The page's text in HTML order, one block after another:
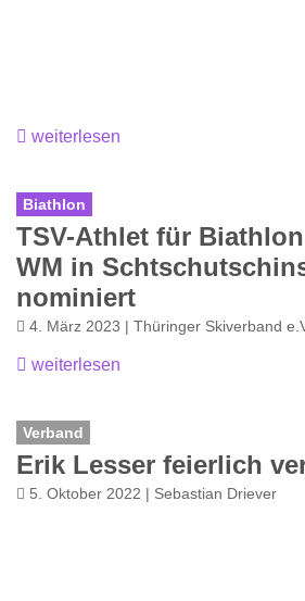
weiterlesen
Biathlon
TSV-Athlet für
WM in
nominiert
4. März 2023 | Thüringer Skiverband
weiterlesen
Verband
Erik Lesser feierlich
5. Oktober 2022 | Sebastian Driever